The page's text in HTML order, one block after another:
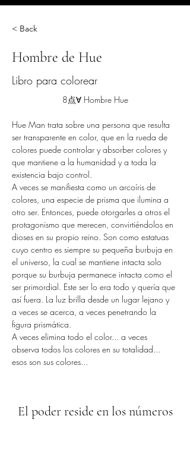
< Back
Hombre de Hue
Libro para colorear
8点∀ Hombre Hue
Hue Man trata sobre una persona que resulta
ser transparente en color, que en la rueda de
colores puede controlar y absorber colores y
que mantiene a la humanidad y a toda la
existencia bajo control.
A veces se manifiesta como un arcoíris de
colores, una especie de prisma que ilumina a
otro ser. Entonces, puede otorgarles a otros el
protagonismo que merecen, convirtiéndolos en
dioses en su propio reino. Son como estatuas
cuyo centro es siempre su pequeña burbuja en
el universo, la cual se mantiene intacta solo
porque su burbuja permanece intacta como el
ser primordial. Este ser lo era todo y quería que
así fuera. La luz brilla desde un lugar lejano y
a veces se acerca, a veces penetrando la
figura prismática.
A veces elimina todo el color... a veces
observa todos los colores en su totalidad...
esos son sus colores...
El poder reside en los números